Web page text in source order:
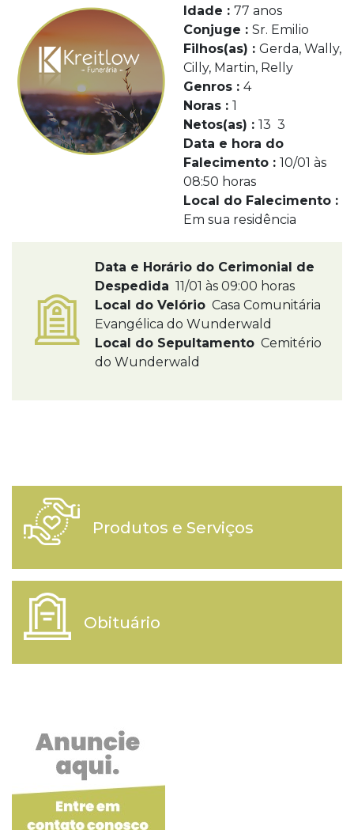
Idade : 77 anos
Conjuge : Sr. Emilio
Filhos(as) : Gerda, Wally,
Cilly, Martin, Relly
Genros : 4
Noras : 1
Netos(as) : 13 3
Data e hora do
Falecimento : 10/01 às
08:50 horas
Local do Falecimento :
Em sua residência
Data e Horário do Cerimonial de
Despedida 11/01 às 09:00 horas
Local do Velório Casa Comunitária
Evangélica do Wunderwald
Local do Sepultamento Cemitério
do Wunderwald
Produtos e Serviços
Obituário